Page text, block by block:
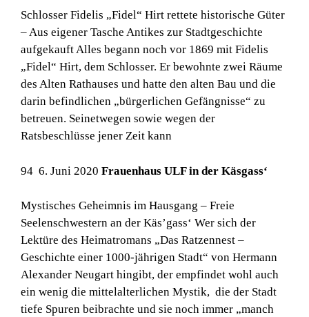
Schlosser Fidelis „Fidel“ Hirt rettete historische Güter
– Aus eigener Tasche Antikes zur Stadtgeschichte
aufgekauft Alles begann noch vor 1869 mit Fidelis
„Fidel“ Hirt, dem Schlosser. Er bewohnte zwei Räume
des Alten Rathauses und hatte den alten Bau und die
darin befindlichen „bürgerlichen Gefängnisse“ zu
betreuen. Seinetwegen sowie wegen der
Ratsbeschlüsse jener Zeit kann
94 6. Juni 2020 Frauenhaus ULF in der Käsgass‘
Mystisches Geheimnis im Hausgang – Freie
Seelenschwestern an der Käs’gass‘ Wer sich der
Lektüre des Heimatromans „Das Ratzennest –
Geschichte einer 1000-jährigen Stadt“ von Hermann
Alexander Neugart hingibt, der empfindet wohl auch
ein wenig die mittelalterlichen Mystik, die der Stadt
tiefe Spuren beibrachte und sie noch immer „manch